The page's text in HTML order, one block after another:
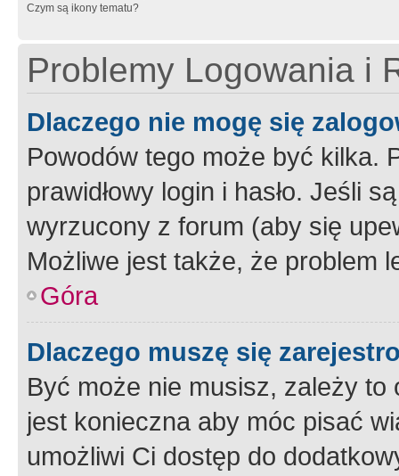
Czym są ikony tematu?
Problemy Logowania i
Dlaczego nie mogę się
Powodów tego może być kilka.
prawidłowy login i hasło. Jeśli
wyrzucony z forum (aby się
Możliwe jest także, że problem
Góra
Dlaczego muszę się
Być może nie musisz, zależy
jest konieczna aby móc pisać
umożliwi Ci dostęp do